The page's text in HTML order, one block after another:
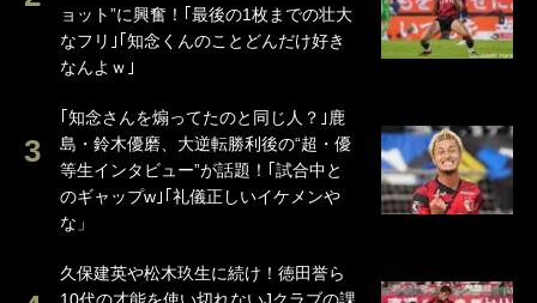
ョット”に興奮！｢最後の1枚までの壮大
なフリ｣｢知念くんのことどんだけ好き
なんよｗ｣
｢知念さんを煽ってたのと同じ人？｣鹿
島・鈴木優磨、大逆転勝利後の“超・優
等生インタビュー”が話題！｢試合中と
のギャップw｣｢礼儀正しいイケメンや
な」
久保建英や松木玖生に続け！徳田誉ら